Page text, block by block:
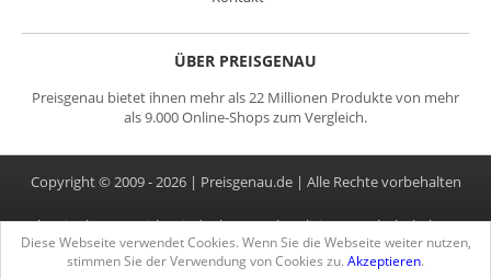
ÜBER PREISGENAU
Preisgenau bietet ihnen mehr als 22 Millionen Produkte von mehr
als 9.000 Online-Shops zum Vergleich.
Copyright © 2009 - 2026 | Preisgenau.de | Alle Rechte vorbehalten
*Preise können sich seit der letzten Aktualisierung erhöht haben.
Alle Preise inkl. MwSt.
Diese Webseite verwendet Cookies. Wenn Sie die Webseite weiter nutzen,
stimmen Sie der Verwendung von Cookies zu. Akzeptieren.